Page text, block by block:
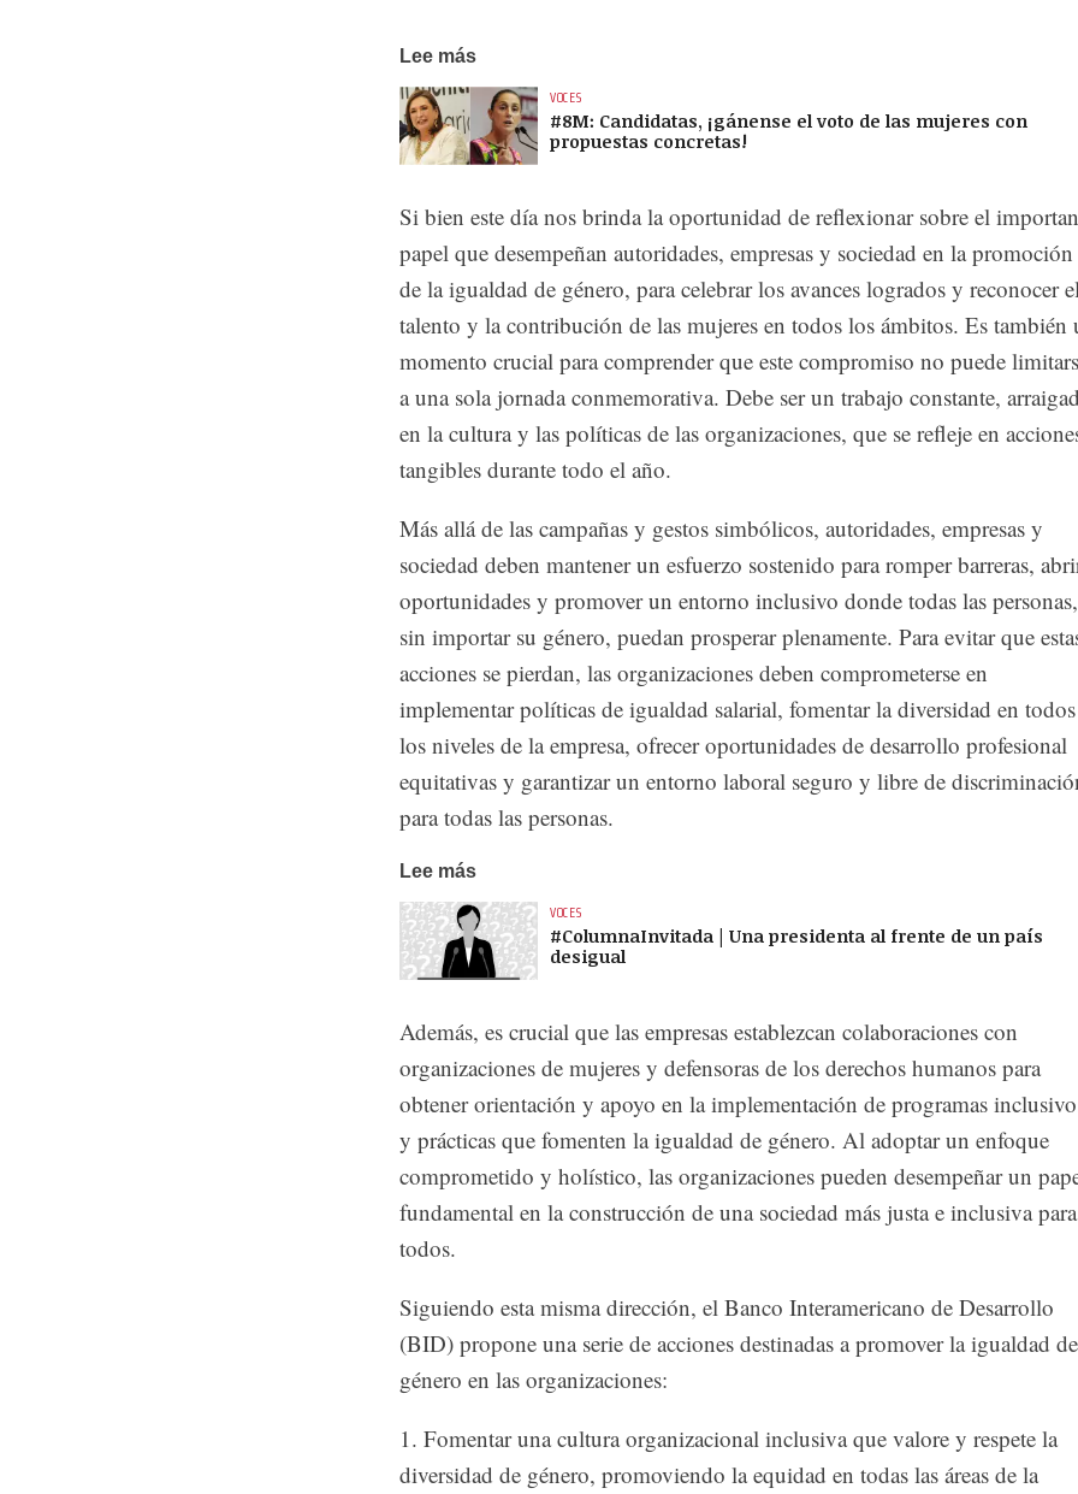
Lee más
VOCES
#8M: Candidatas, ¡gánense el voto de las mujeres con
propuestas concretas!
Si bien este día nos brinda la oportunidad de reflexionar sobre el
papel que desempeñan autoridades, empresas y sociedad en la promoción
de la igualdad de género, para celebrar los avances logrados y reconocer
talento y la contribución de las mujeres en todos los ámbitos. Es también
momento crucial para comprender que este compromiso no puede
a una sola jornada conmemorativa. Debe ser un trabajo constante,
en la cultura y las políticas de las organizaciones, que se refleje en
tangibles durante todo el año.
Más allá de las campañas y gestos simbólicos, autoridades, empresas y
sociedad deben mantener un esfuerzo sostenido para romper barreras,
oportunidades y promover un entorno inclusivo donde todas las personas,
sin importar su género, puedan prosperar plenamente. Para evitar que
acciones se pierdan, las organizaciones deben comprometerse en
implementar políticas de igualdad salarial, fomentar la diversidad en todos
los niveles de la empresa, ofrecer oportunidades de desarrollo profesional
equitativas y garantizar un entorno laboral seguro y libre de
para todas las personas.
Lee más
VOCES
#ColumnaInvitada | Una presidenta al frente de un país
desigual
Además, es crucial que las empresas establezcan colaboraciones con
organizaciones de mujeres y defensoras de los derechos humanos para
obtener orientación y apoyo en la implementación de programas
y prácticas que fomenten la igualdad de género. Al adoptar un enfoque
comprometido y holístico, las organizaciones pueden desempeñar un
fundamental en la construcción de una sociedad más justa e inclusiva para
todos.
Siguiendo esta misma dirección, el Banco Interamericano de Desarrollo
(BID) propone una serie de acciones destinadas a promover la igualdad de
género en las organizaciones:
1. Fomentar una cultura organizacional inclusiva que valore y respete la
diversidad de género, promoviendo la equidad en todas las áreas de la